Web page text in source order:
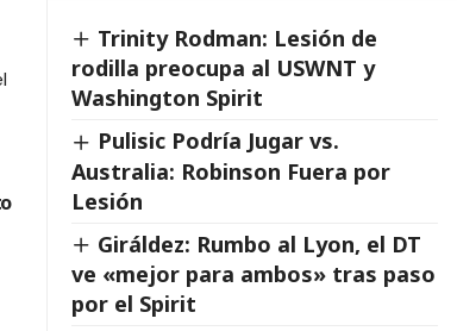
Trinity Rodman: Lesión de
rodilla preocupa al USWNT y
Washington Spirit
Pulisic Podría Jugar vs.
Australia: Robinson Fuera por
Lesión
Giráldez: Rumbo al Lyon, el DT
ve «mejor para ambos» tras paso
por el Spirit